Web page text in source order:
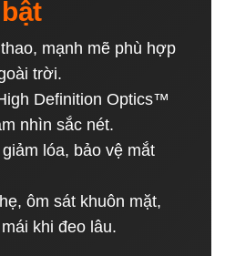
mạnh mẽ phù hợp
trời.
Definition Optics™
nhìn sắc nét.
lóa, bảo vệ mắt
ôm sát khuôn mặt,
khi đeo lâu.